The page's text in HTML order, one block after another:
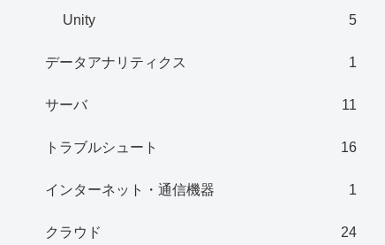
Unity 5
データアナリティクス 1
サーバ 11
トラブルシュート 16
インターネット・通信機器 1
クラウド 24